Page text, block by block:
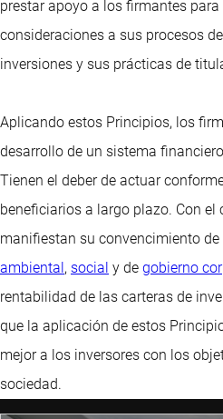
prestar apoyo a los firmantes
consideraciones a sus procesos
inversiones y sus prácticas de
Aplicando estos Principios, los
desarrollo de un sistema
Tienen el deber de actuar
beneficiarios a largo plazo. Con el
manifiestan su convencimiento
ambiental, social y de gobierno
rentabilidad de las carteras de
que la aplicación de estos
mejor a los inversores con los
sociedad.